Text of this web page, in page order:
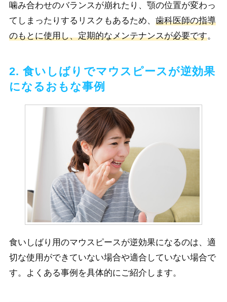
噛み合わせのバランスが崩れたり、顎の位置が変わっ
てしまったりするリスクもあるため、 歯科医師の指導
のもとに使用し、定期的なメンテナンスが必要です。
2. 食いしばりでマウスピースが逆効果
になるおもな事例
食いしばり用のマウスピースが逆効果になるのは、適
切な使用ができていない場合や適合していない場合で
す。よくある事例を具体的にご紹介します。